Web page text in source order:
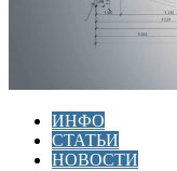
ИНФО
СТАТЬИ
НОВОСТИ